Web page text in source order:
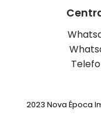
2023 Nova Época